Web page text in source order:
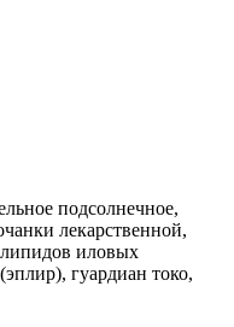
подсолнечное,
лекарственной,
липидов иловых
гуардиан токо,